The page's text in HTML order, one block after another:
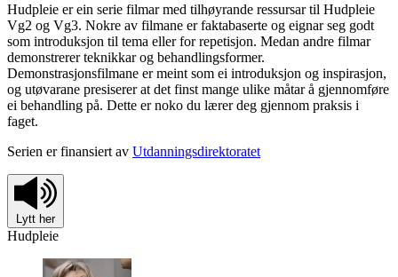
Hudpleie er ein serie filmar med tilhøyrande ressursar til Hudpleie
Vg2 og Vg3. Nokre av filmane er faktabaserte og eignar seg godt
som introduksjon til tema eller for repetisjon. Medan andre filmar
demonstrerer teknikkar og behandlingsformer.
Demonstrasjonsfilmane er meint som ei introduksjon og inspirasjon,
og utøvarane presiserer at det finst mange ulike måtar å gjennomføre
ei behandling på. Dette er noko du lærer deg gjennom praksis i
faget.
Serien er finansiert av Utdanningsdirektoratet
Lytt her
Hudpleie